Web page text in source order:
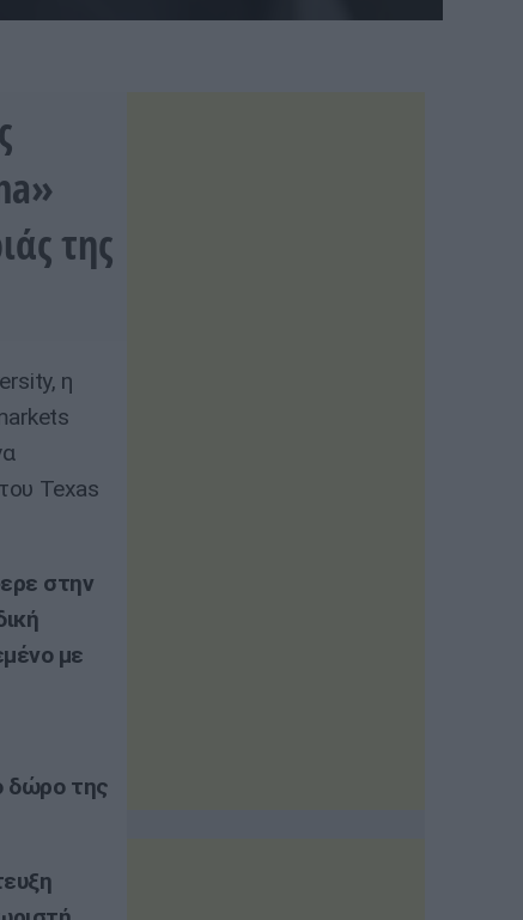
της
η
Texas
στην
με
δώρο της